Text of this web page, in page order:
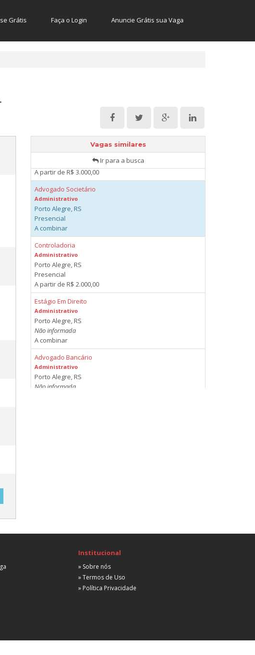
Grátis Faça o Login Anuncie Grátis sua Vaga
Vagas similares
Ir para a busca
Porto Alegre, RS
A partir de R$ 3.000,00
Advogado Societário
Administrativo
Porto Alegre, RS
Presencial
A combinar
Controladoria
Administrativo
Porto Alegre, RS
Presencial
A partir de R$ 2.000,00
Estágio Em Direito
Administrativo
Porto Alegre, RS
Não informada
A combinar
Advogado Bancário
Administrativo
Porto Alegre, RS
Não informada
Administrativo
Auxiliar Administrativo Jurídico
Institucional
» Sobre nós
» Termos de Uso
» Política Privacidade